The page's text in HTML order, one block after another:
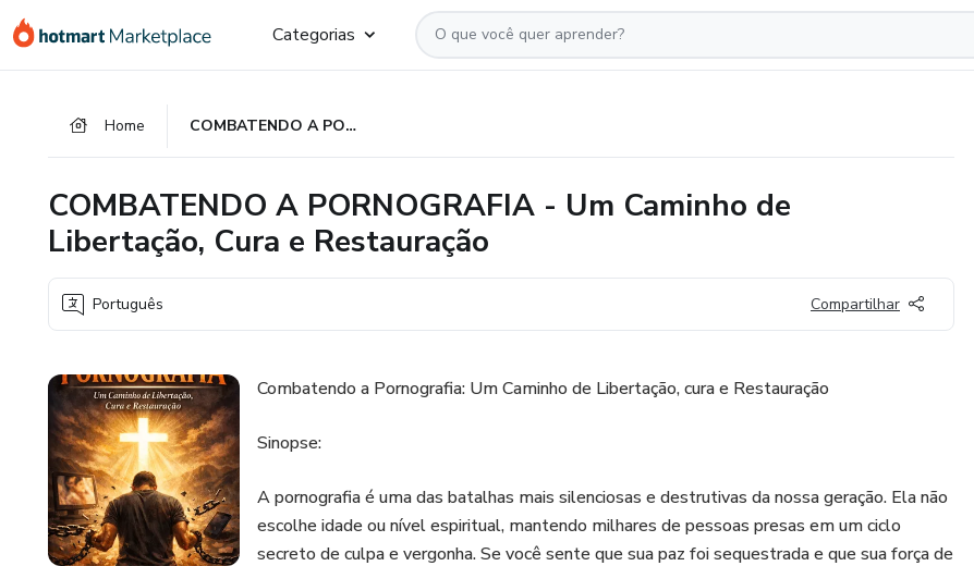
para
para
para
Categorias
Home COMBATENDO A PORNOGRAFIA - Um Caminho de Libertação, Cura e Restauração
COMBATENDO A PORNOGRAFIA - Um Caminho de
Libertação, Cura e Restauração
Português Compartilhar
Combatendo a Pornografia: Um Caminho de Libertação, cura e Restauração
Sinopse:
A pornografia é uma das batalhas mais silenciosas e destrutivas da nossa geração. Ela não
escolhe idade ou nível espiritual, mantendo milhares de pessoas presas em um ciclo
secreto de culpa e vergonha. Se você sente que sua paz foi sequestrada e que sua força de